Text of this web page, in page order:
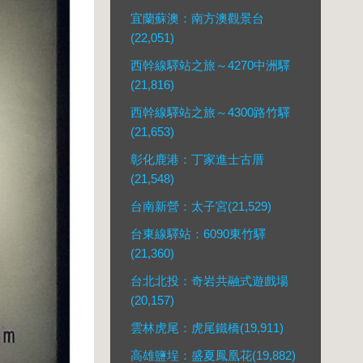
宜蘭蘇澳：南方澳觀景台
(22,051)
西幹線驛站之旅～4270中洲驛
(21,816)
西幹線驛站之旅～4300路竹驛
(21,653)
彰化鹿港：丁家進士古厝
(21,548)
台南新營：太子宮(21,529)
台東線驛站：6090東竹驛
(21,360)
台北北投：奇岩共融式遊戲場
(20,157)
雲林虎尾：虎尾鐵橋(19,911)
高雄鹽埕：盛夏鳳凰花(19,882)